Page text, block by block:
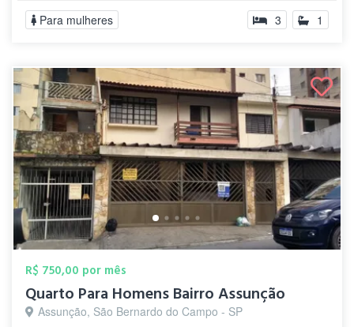
Para mulheres 3 1
R$ 750,00 por mês
Quarto Para Homens Bairro Assunção
Assunção, São Bernardo do Campo - SP